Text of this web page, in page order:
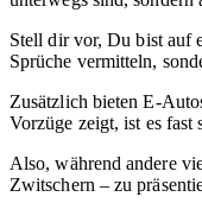
Stell dir vor, Du bist auf
Sprüche vermitteln,
Zusätzlich bieten E-
Vorzüge zeigt, ist es fast
Also, während andere
Zwitschern – zu